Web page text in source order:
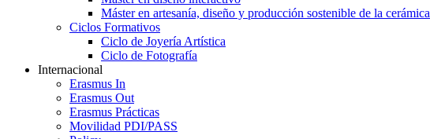
Máster en artesanía, diseño y producción sostenible de la cerámica
Ciclos Formativos
Ciclo de Joyería Artística
Ciclo de Fotografía
Internacional
Erasmus In
Erasmus Out
Erasmus Prácticas
Movilidad PDI/PASS